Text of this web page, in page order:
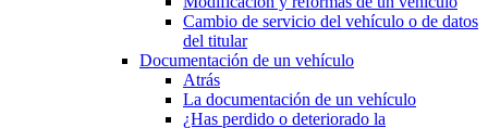
Cambio de servicio del vehículo o de datos
del titular
Documentación de un vehículo
Atrás
La documentación de un vehículo
¿Has perdido o deteriorado la